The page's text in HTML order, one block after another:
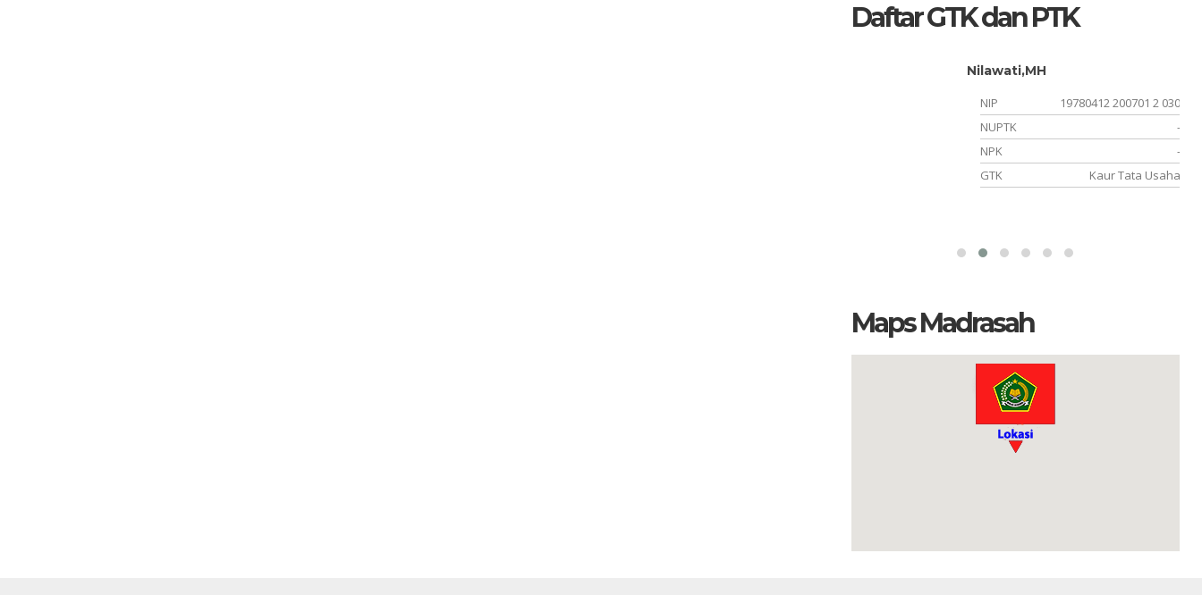
Daftar GTK dan PTK
Nilawati,MH
NIP
19780412 200701 2 030
NUPTK
-
NPK
-
GTK
Kaur Tata Usaha
Maps Madrasah